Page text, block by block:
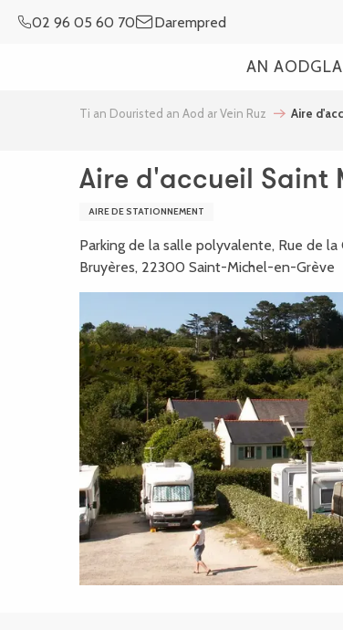
02 96 05 60 70 Darempred
AN AOD
Ti an Douristed an Aod ar Vein Ruz Aire
Aire d'accueil Saint
AIRE DE STATIONNEMENT
Parking de la salle polyvalente, Rue de la
Bruyères, 22300 Saint-Michel-en-Grève